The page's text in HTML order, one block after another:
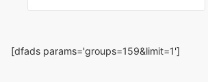
[dfads params='groups=159&limit=1']